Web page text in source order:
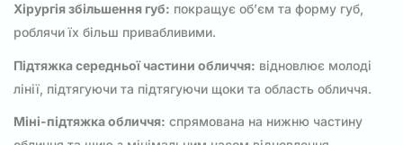
Хірургія збільшення губ: покращує об’єм та форму губ,
роблячи їх більш привабливими.
Підтяжка середньої частини обличчя: відновлює молоді
лінії, підтягуючи та підтягуючи щоки та область обличчя.
Міні-підтяжка обличчя: спрямована на нижню частину